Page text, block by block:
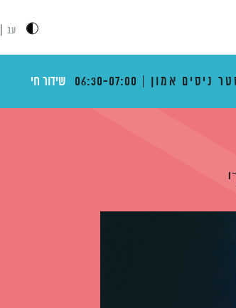
עב
ניסים אמון 06:30-07:00 שידור חי